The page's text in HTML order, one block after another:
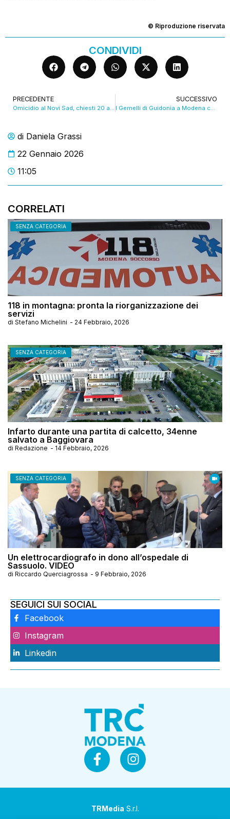
di Daniela Grassi
22 Gennaio 2026
11:05
CORRELATI
SENZA CATEGORIA
118 in montagna: pronta la riorganizzazione dei
servizi
di Stefano Michelini - 24 Febbraio, 2026
SENZA CATEGORIA
Infarto durante una partita di calcetto, 34enne
salvato a Baggiovara
di Redazione - 14 Febbraio, 2026
SENZA CATEGORIA
Un elettrocardiografo in dono all’ospedale di
Sassuolo. VIDEO
di Riccardo Querciagrossa - 9 Febbraio, 2026
© Riproduzione riservata
CONDIVIDI
PRECEDENTE
Omicidio al Novi Sad, chiesti 20 anni per il terzo imputato latitante
SUCCESSIVO
I Gemelli di Guidonia a Modena con “Intelligenza Musicale”. VIDEO
SEGUICI SUI SOCIAL
Facebook
Instagram
Linkedin
TRMedia S.r.l.